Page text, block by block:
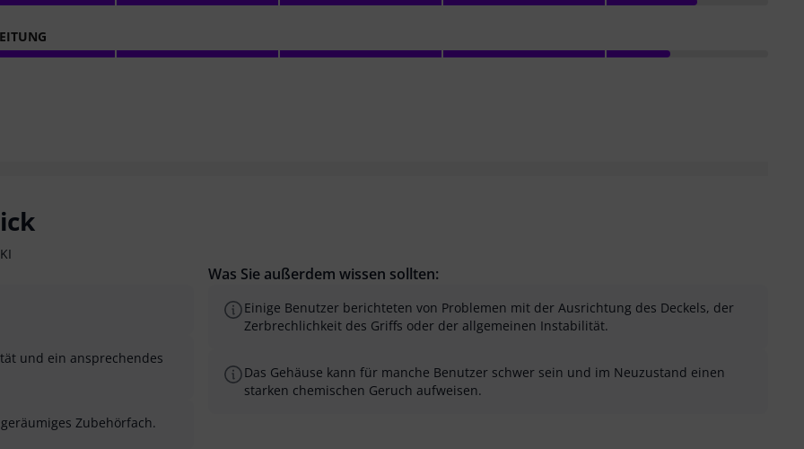
und ein ansprechendes
Zubehörfach.
Was Sie außerdem wissen sollten:
Einige Benutzer berichteten von Problemen mit der Ausrichtung des Deckels, der
Zerbrechlichkeit des Griffs oder der allgemeinen Instabilität.
Das Gehäuse kann für manche Benutzer schwer sein und im Neuzustand einen
starken chemischen Geruch aufweisen.